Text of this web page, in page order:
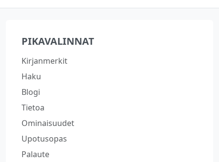
PIKAVALINNAT
Kirjanmerkit
Haku
Blogi
Tietoa
Ominaisuudet
Upotusopas
Palaute